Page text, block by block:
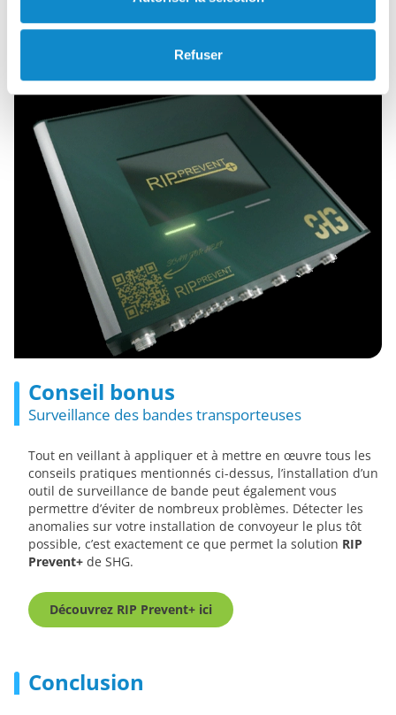
Refuser
Conseil bonus
Surveillance des bandes transporteuses
Tout en veillant à appliquer et à mettre en œuvre tous les
conseils pratiques mentionnés ci-dessus, l’installation d’un
outil de surveillance de bande peut également vous
permettre d’éviter de nombreux problèmes. Détecter les
anomalies sur votre installation de convoyeur le plus tôt
possible, c’est exactement ce que permet la solution RIP
Prevent+ de SHG.
Découvrez RIP Prevent+ ici
Conclusion